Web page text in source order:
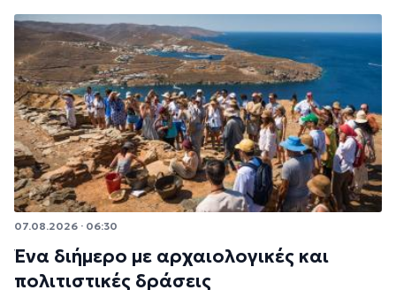
07.08.2026 · 06:30
Ένα διήμερο με αρχαιολογικές και
πολιτιστικές δράσεις